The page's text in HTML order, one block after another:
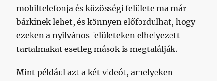
mobiltelefonja és közösségi felülete ma már
bárkinek lehet, és könnyen előfordulhat, hogy
ezeken a nyilvános felületeken elhelyezett
tartalmakat esetleg mások is megtalálják.
Mint például azt a két videót, amelyeken